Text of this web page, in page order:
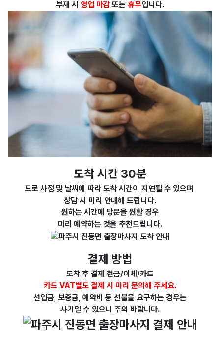
부재 시 영업 마감 또는 휴무입니다.
도착 시간 30분
도로 사정 및 날씨에 따라 도착 시간이 지연될 수 있으며
상담 시 미리 안내해 드립니다.
원하는 시간에 방문을 원할 경우
미리 예약하는 것을 추천드립니다.
결제 방법
도착 후 결제 현금/이체/카드
카드 VAT별도 결제 시 미리 문의해 주세요.
선입금, 보증금, 예약비 등 선불을 요구하는 경우는
사기일 수 있으니 주의 바랍니다.